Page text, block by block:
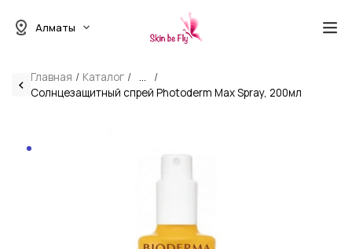
Алматы
Главная Каталог
...
Солнцезащитный спрей Photoderm Max Spray, 200мл